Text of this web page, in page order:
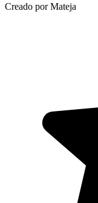
Creado por Mateja